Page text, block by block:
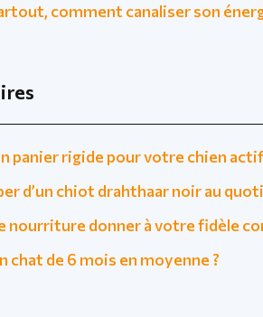
comment canaliser son
panier rigide pour votre chien actif
d’un chiot drahthaar noir au
nourriture donner à votre fidèle
chat de 6 mois en moyenne ?